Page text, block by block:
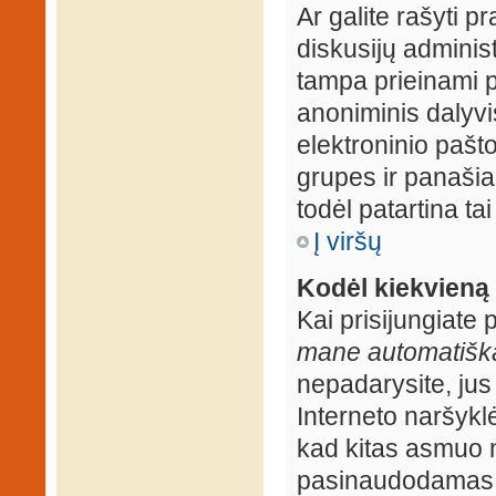
Ar galite rašyti
diskusijų
tampa prieinami
anoniminis
elektroninio
grupes ir
todėl patartina
Į viršų
Kodėl
Kai prisijungiate
mane
nepadarysite,
Interneto
kad kitas asmuo